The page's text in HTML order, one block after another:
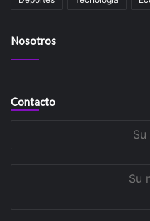
Nosotros
Contacto